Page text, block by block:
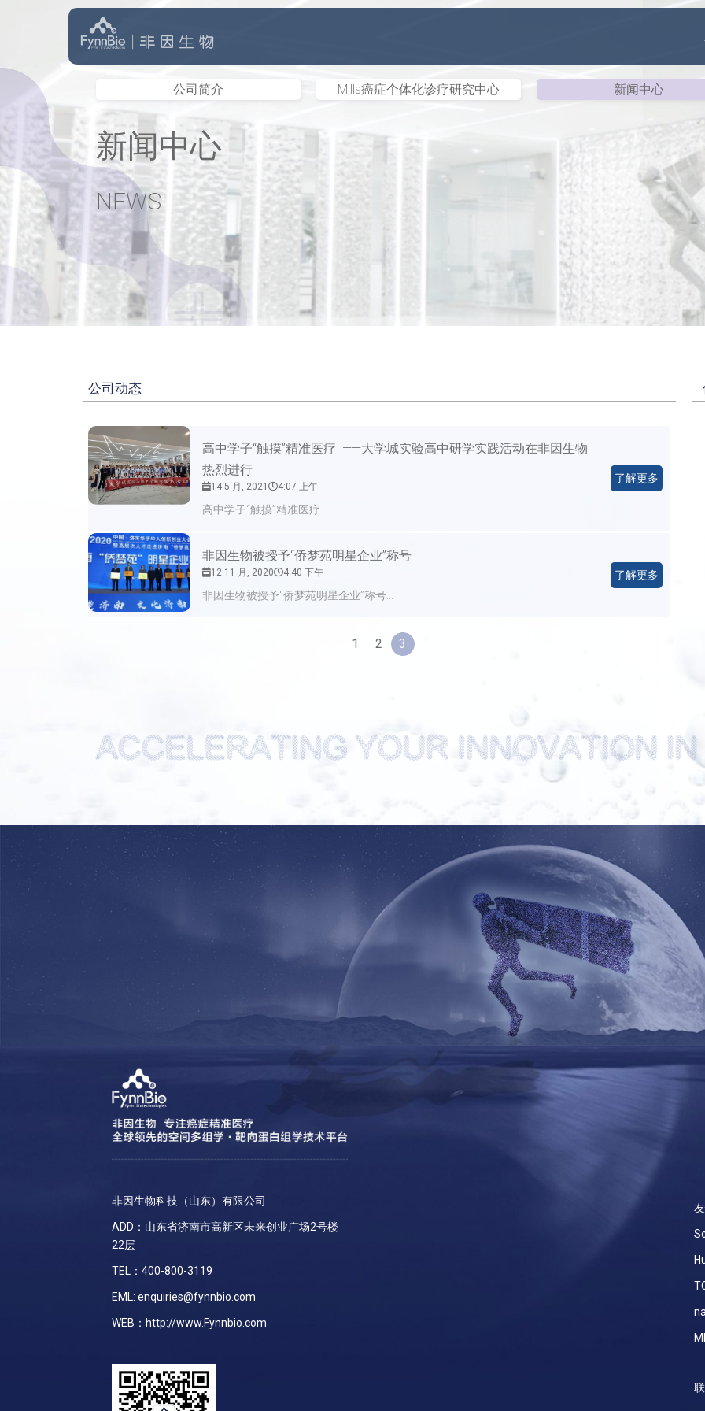
公司简介 Mills癌症个体化诊疗研究中心 新闻中心
新闻中心
NEWS
公司动态
高中学子“触摸”精准医疗 ——大学城实验高中研学实践活动在非因生物
热烈进行
14 5 月, 2021 4:07 上午
高中学子“触摸”精准医疗...
了解更多
非因生物被授予“侨梦苑明星企业”称号
12 11 月, 2020 4:40 下午
非因生物被授予“侨梦苑明星企业”称号...
了解更多
1 2 3
非因生物科技（山东）有限公司
ADD：山东省济南市高新区未来创业广场2号楼
22层
TEL：400-800-3119
EML: enquiries@fynnbio.com
WEB：http://www.Fynnbio.com